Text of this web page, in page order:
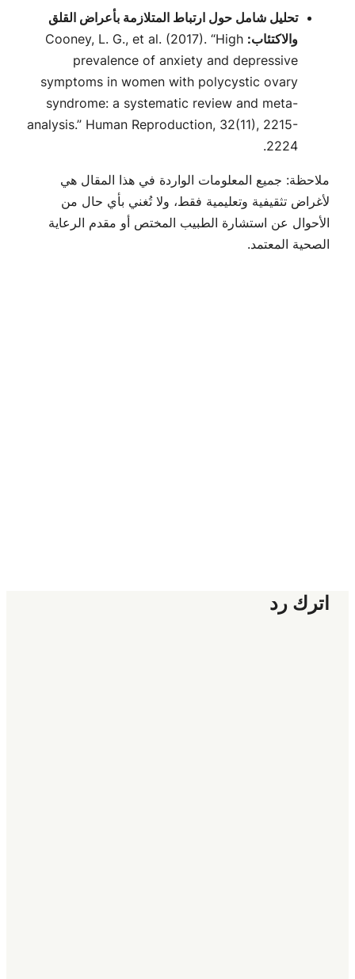
تحليل شامل حول ارتباط المتلازمة بأعراض القلق
والاكتئاب: Cooney, L. G., et al. (2017). “High
prevalence of anxiety and depressive
symptoms in women with polycystic ovary
syndrome: a systematic review and meta-
analysis.” Human Reproduction, 32(11), 2215-
2224.
ملاحظة: جميع المعلومات الواردة في هذا المقال هي
لأغراض تثقيفية وتعليمية فقط، ولا تُغني بأي حال من
الأحوال عن استشارة الطبيب المختص أو مقدم الرعاية
الصحية المعتمد.
اترك رد